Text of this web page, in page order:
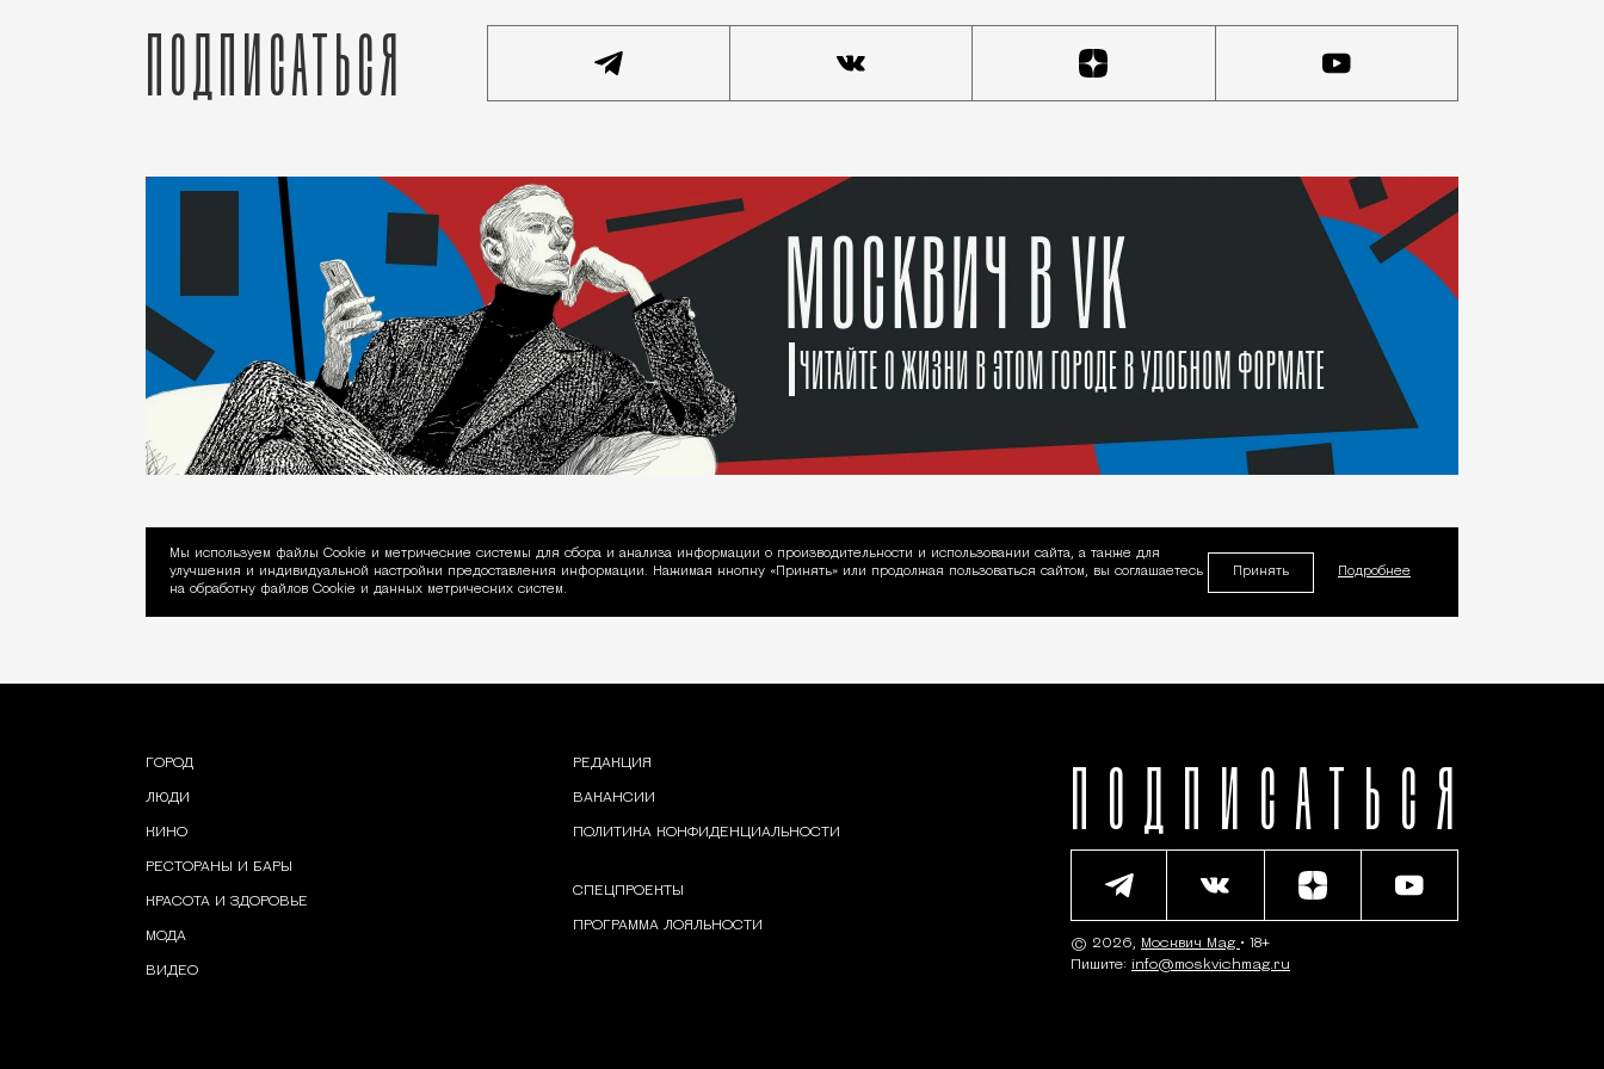
Подписаться
Уведомление об использовании Cookie
Мы используем файлы Сookie и метрические системы для сбора и анализа информации о производительности и использовании сайта, а также для
улучшения и индивидуальной настройки предоставления информации. Нажимая кнопку «Принять» или продолжая пользоваться сайтом, вы соглашаетесь
на обработку файлов Cookie и данных метрических систем.
Принять Подробнее
ГОРОД
ЛЮДИ
КИНО
РЕСТОРАНЫ И БАРЫ
КРАСОТА И ЗДОРОВЬЕ
МОДА
ВИДЕО
РЕДАКЦИЯ
ВАКАНСИИ
ПОЛИТИКА КОНФИДЕНЦИАЛЬНОСТИ
СПЕЦПРОЕКТЫ
ПРОГРАММА ЛОЯЛЬНОСТИ
ПОДПИСАТЬСЯ
© 2026, Москвич Mag • 18+
Пишите: info@moskvichmag.ru